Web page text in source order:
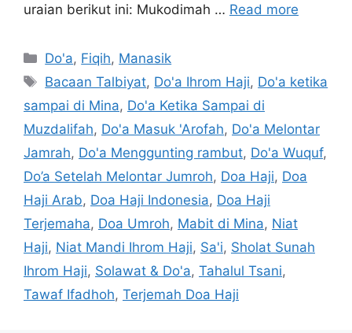
uraian berikut ini: Mukodimah … Read more
Categories
Do'a, Fiqih, Manasik
Tags
Bacaan Talbiyat, Do'a Ihrom Haji, Do'a ketika
sampai di Mina, Do'a Ketika Sampai di
Muzdalifah, Do'a Masuk 'Arofah, Do'a Melontar
Jamrah, Do'a Menggunting rambut, Do'a Wuquf,
Do’a Setelah Melontar Jumroh, Doa Haji, Doa
Haji Arab, Doa Haji Indonesia, Doa Haji
Terjemaha, Doa Umroh, Mabit di Mina, Niat
Haji, Niat Mandi Ihrom Haji, Sa'i, Sholat Sunah
Ihrom Haji, Solawat & Do'a, Tahalul Tsani,
Tawaf Ifadhoh, Terjemah Doa Haji